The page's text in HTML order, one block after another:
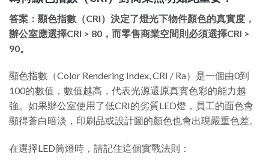
答案：顯色指數（CRI）決定了燈光下物件顏色的真實度，
辦公室應選擇CRI > 80，而零售商業空間則必須選擇CRI >
90。
顯色指數（Color Rendering Index, CRI / Ra）是一個由0到
100的數值，數值越高，代表光源還原真實色彩的能力越
強。如果辦公室使用了低CRI的劣質LED燈，員工的面色會
顯得蒼白暗淡，印刷品或設計圖的顏色也會出現嚴重色差。
在選擇LED筒燈時，請記住這個實戰法則：